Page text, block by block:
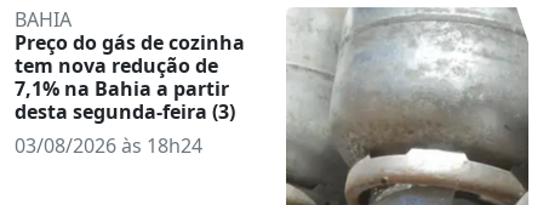
BAHIA
Preço do gás de cozinha
tem nova redução de
7,1% na Bahia a partir
desta segunda-feira (3)
03/08/2026 às 18h24